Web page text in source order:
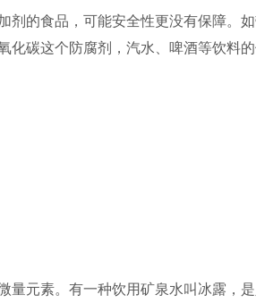
的食品，可能安全性更没有保障。
碳这个防腐剂，汽水、啤酒等饮料
元素。有一种饮用矿泉水叫冰露，